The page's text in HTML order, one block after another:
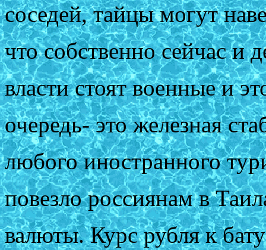
соседей, тайцы могут
что собственно сейчас и
власти стоят военные и
очередь- это железная
любого иностранного
повезло россиянам в
валюты. Курс рубля к